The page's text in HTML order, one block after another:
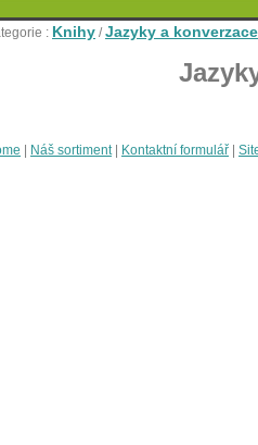
: Knihy /Jazyky a konverzace
Náš sortiment| Kontaktní formulář